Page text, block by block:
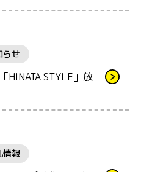
らせ
HINATA STYLE」放
情報